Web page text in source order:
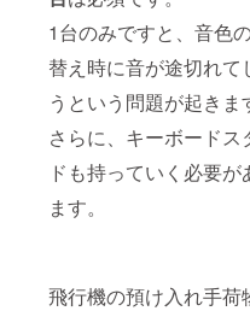
1台のみですと、音色
替え時に音が途切れて
うという問題が起きま
さらに、キーボードス
ドも持っていく必要が
ます。
飛行機の預け入れ手荷